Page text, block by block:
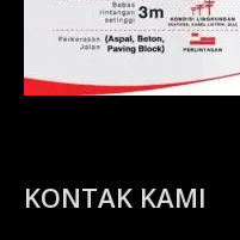
KONTAK KAMI